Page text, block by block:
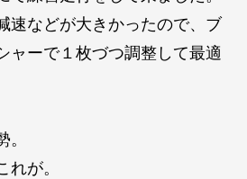
速などが大きかったので、ブ
ャーで１枚づつ調整して最適
が。